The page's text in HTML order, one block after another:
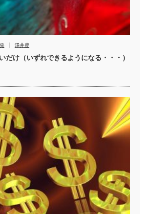
澤井豊
だけ（いずれできるようになる・・・）